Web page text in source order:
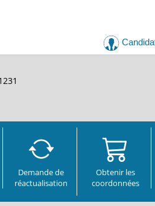
Demande de
réactualisation
Obtenir les
coordonnées